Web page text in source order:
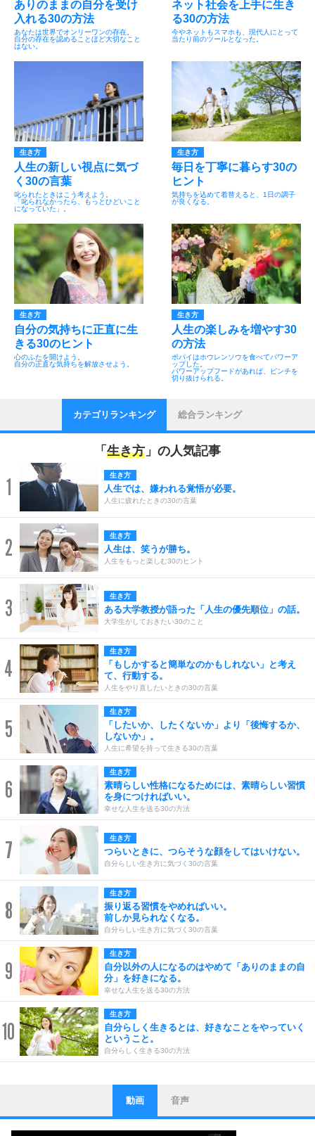
ありのままの自分を受け
入れる30の方法
あなたは世界でオンリーワンの存在。
自分の存在を認めることほど大切なこと
はない。
ネット社会を上手に生き
る30の方法
今やネットもスマホも、現代人にとって
当たり前のツールとなった。
生き方
人生の新しい視点に気づ
く30の言葉
叱られたときはこう考えよう。
「叱られなかったら、もっとひどいこと
になっていた」。
生き方
毎日を丁寧に暮らす30の
ヒント
気持ちを込めて着替えると、1日の調子
が良くなる。
生き方
自分の気持ちに正直に生
きる30のヒント
心のふたを開けよう。
自分の正直な気持ちを解放させよう。
生き方
人生の楽しみを増やす30
の方法
ポパイはホウレンソウを食べてパワーア
ップした。
パワーアップフードがあれば、ピンチを
切り抜けられる。
カテゴリランキング 総合ランキング
「 生き方 」の人気記事
1 生き方
人生では、嫌われる覚悟が必要。
人生に疲れたときの30の言葉
2 生き方
人生は、笑うが勝ち。
人生をもっと楽しむ30のヒント
3 生き方
ある大学教授が語った「人生の優先順位」の話。
大学生がしておきたい30のこと
4
生き方
「もしかすると簡単なのかもしれない」と考え
て、行動する。
人生をやり直したいときの30の言葉
5
生き方
「したいか、したくないか」より「後悔するか、
しないか」。
人生に希望を持って生きる30の言葉
6
生き方
素晴らしい性格になるためには、素晴らしい習慣
を身につければいい。
幸せな人生を送る30の方法
7 生き方
つらいときに、つらそうな顔をしてはいけない。
自分らしい生き方に気づく30の言葉
8
生き方
振り返る習慣をやめればいい。
前しか見られなくなる。
自分らしい生き方に気づく30の言葉
9
生き方
自分以外の人になるのはやめて「ありのままの自
分」を好きになる。
幸せな人生を送る30の方法
10
生き方
自分らしく生きるとは、好きなことをやっていく
ということ。
自分らしく生きる30の方法
1
ストレス対策
他人と比べない。
いっそのこと、他人を見ない。
動画 音声